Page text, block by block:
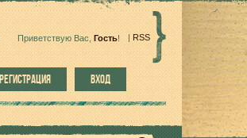
Приветствую Вас Гость! | RSS
РЕГИСТРАЦИЯ ВХОД